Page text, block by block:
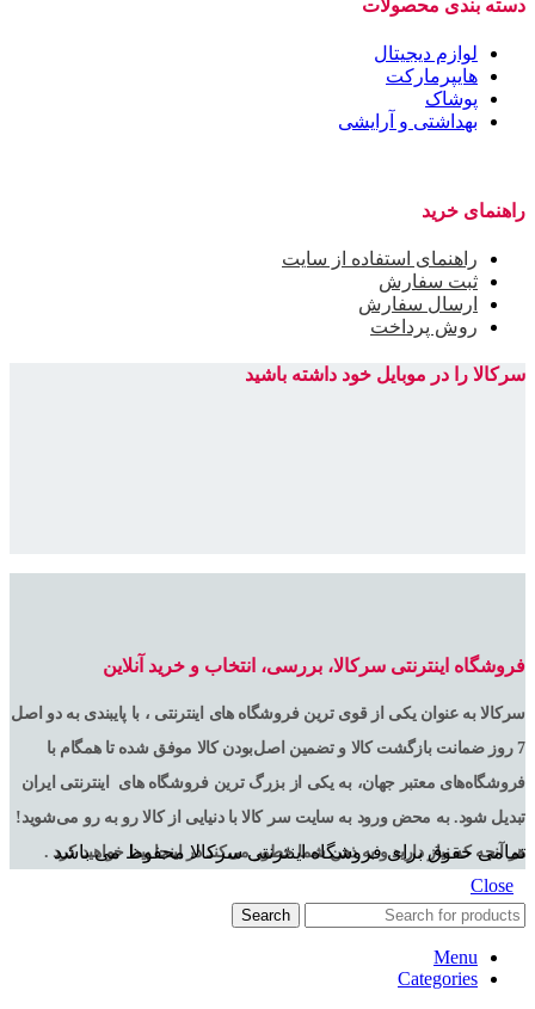
دسته بندی محصولات
لوازم دیجیتال
هایپرمارکت
پوشاک
بهداشتی و آرایشی
راهنمای خرید
راهنمای استفاده از سایت
ثبت سفارش
ارسال سفارش
روش پرداخت
سرکالا را در موبایل خود داشته باشید
فروشگاه اینترنتی سرکالا، بررسی، انتخاب و خرید آنلاین
سرکالا به عنوان یکی از قوی ترین فروشگاه های اینترنتی ، با پایبندی به دو اصل
7 روز ضمانت بازگشت کالا و تضمین اصل‌بودن کالا موفق شده تا همگام با
فروشگاه‌های معتبر جهان، به یکی از بزرگ ترین فروشگاه های اینترنتی ایران
تبدیل شود. به محض ورود به سایت سر کالا با دنیایی از کالا رو به رو می‌شوید!
هر آنچه که نیاز دارید و به ذهن شما خطور می‌کند در اینجا پیدا خواهید کرد .
تمامی حقوق برای فروشگاه اینترنتی سرکالا محفوظ می باشد
Close
Search
Menu
Categories